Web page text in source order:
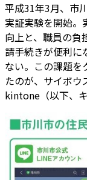
平成31年3月、市
実証実験を開始。
向上と、職員の負
請手続きが便利に
ない。この課題を
たのが、サイボウ
kintone（以下、